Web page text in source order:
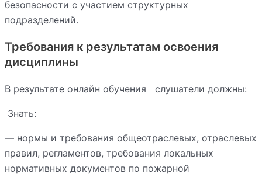
безопасности с участием структурных
подразделений.
Требования к результатам освоения
дисциплины
В результате онлайн обучения слушатели должны:
Знать:
— нормы и требования общеотраслевых, отраслевых
правил, регламентов, требования локальных
нормативных документов по пожарной